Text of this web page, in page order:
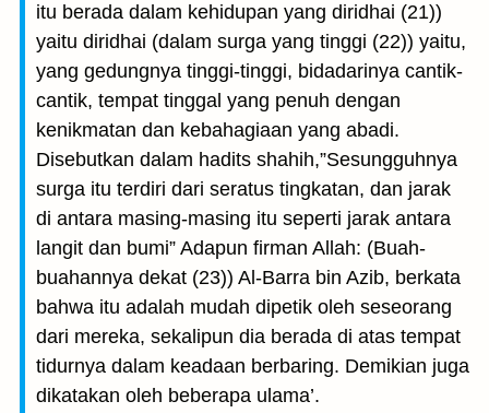
itu berada dalam kehidupan yang diridhai (21))
yaitu diridhai (dalam surga yang tinggi (22)) yaitu,
yang gedungnya tinggi-tinggi, bidadarinya cantik-
cantik, tempat tinggal yang penuh dengan
kenikmatan dan kebahagiaan yang abadi.
Disebutkan dalam hadits shahih,”Sesungguhnya
surga itu terdiri dari seratus tingkatan, dan jarak
di antara masing-masing itu seperti jarak antara
langit dan bumi” Adapun firman Allah: (Buah-
buahannya dekat (23)) Al-Barra bin Azib, berkata
bahwa itu adalah mudah dipetik oleh seseorang
dari mereka, sekalipun dia berada di atas tempat
tidurnya dalam keadaan berbaring. Demikian juga
dikatakan oleh beberapa ulama’.